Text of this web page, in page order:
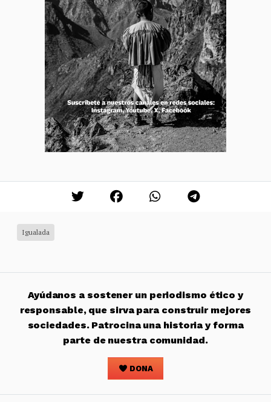
Igualada
Ayúdanos a sostener un periodismo ético y
responsable, que sirva para construir mejores
sociedades. Patrocina una historia y forma
parte de nuestra comunidad.
DONA